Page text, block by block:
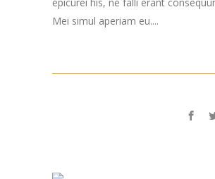
epicurei his, ne falli erant
Mei simul aperiam eu....